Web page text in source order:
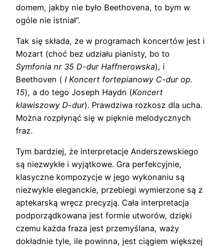
domem, jakby nie było Beethovena, to bym w
ogóle nie istniał”.
Tak się składa, że w programach koncertów jest i
Mozart (choć bez udziału pianisty, bo to
Symfonia nr 35 D-dur Haffnerowska), i
Beethoven ( I Koncert fortepianowy C-dur op.
15), a do tego Joseph Haydn (Koncert
klawiszowy D-dur). Prawdziwa rozkosz dla ucha.
Można rozpłynąć się w pięknie melodycznych
fraz.
Tym bardziej, że interpretacje Anderszewskiego
są niezwykłe i wyjątkowe. Gra perfekcyjnie,
klasyczne kompozycje w jego wykonaniu są
niezwykle eleganckie, przebiegi wymierzone są z
aptekarską wręcz precyzją. Cała interpretacja
podporządkowana jest formie utworów, dzięki
czemu każda fraza jest przemyślana, waży
dokładnie tyle, ile powinna, jest ciągiem większej